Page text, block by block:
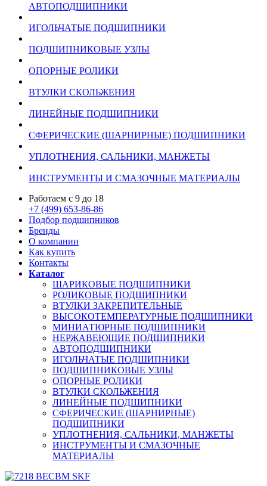
АВТОПОДШИПНИКИ
ИГОЛЬЧАТЫЕ ПОДШИПНИКИ
ПОДШИПНИКОВЫЕ УЗЛЫ
ОПОРНЫЕ РОЛИКИ
ВТУЛКИ СКОЛЬЖЕНИЯ
ЛИНЕЙНЫЕ ПОДШИПНИКИ
СФЕРИЧЕСКИЕ (ШАРНИРНЫЕ) ПОДШИПНИКИ
УПЛОТНЕНИЯ, САЛЬНИКИ, МАНЖЕТЫ
ИНСТРУМЕНТЫ И СМАЗОЧНЫЕ МАТЕРИАЛЫ
Работаем с 9 до 18
+7 (499) 653-86-86
Подбор подшипников
Бренды
О компании
Как купить
Контакты
Каталог
ШАРИКОВЫЕ ПОДШИПНИКИ
РОЛИКОВЫЕ ПОДШИПНИКИ
ВТУЛКИ ЗАКРЕПИТЕЛЬНЫЕ
ВЫСОКОТЕМПЕРАТУРНЫЕ ПОДШИПНИКИ
МИНИАТЮРНЫЕ ПОДШИПНИКИ
НЕРЖАВЕЮЩИЕ ПОДШИПНИКИ
АВТОПОДШИПНИКИ
ИГОЛЬЧАТЫЕ ПОДШИПНИКИ
ПОДШИПНИКОВЫЕ УЗЛЫ
ОПОРНЫЕ РОЛИКИ
ВТУЛКИ СКОЛЬЖЕНИЯ
ЛИНЕЙНЫЕ ПОДШИПНИКИ
СФЕРИЧЕСКИЕ (ШАРНИРНЫЕ)
ПОДШИПНИКИ
УПЛОТНЕНИЯ, САЛЬНИКИ, МАНЖЕТЫ
ИНСТРУМЕНТЫ И СМАЗОЧНЫЕ
МАТЕРИАЛЫ